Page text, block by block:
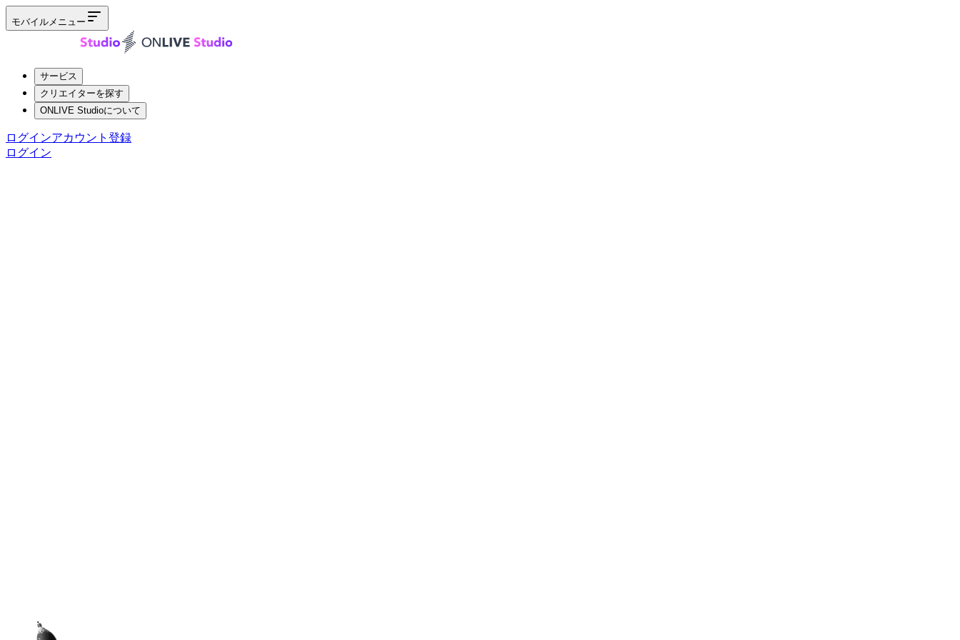
モバイルメニュー
サービス
クリエイターを探す
ONLIVE Studioについて
ログインアカウント登録
ログイン